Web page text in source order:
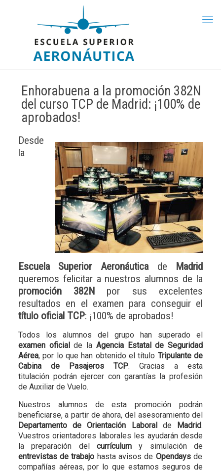
Enhorabuena a la promoción 382N
del curso TCP de Madrid: ¡100% de
aprobados!
Desde
la
Escuela Superior Aeronáuticade
Madrid
queremos felicitar a nuestros alumnos de la
promoción 382N
por sus excelentes
resultados en el examen para conseguir el
título oficial TCP: ¡100% de aprobados!
Todos los alumnos del grupo han superado el
examen oficialde la Agencia Estatal de Seguridad
Aérea, por lo que han obtenido el título Tripulante de
Cabina de Pasajeros TCP. Gracias a esta
titulación podrán ejercer con garantías la profesión
de Auxiliar de Vuelo.
Nuestros alumnos de esta promoción podrán
beneficiarse, a partir de ahora, del asesoramiento del
Departamento de Orientación Laboralde Madrid.
Vuestros orientadores laborales les ayudarán desde
la preparación del currículum y simulación de
entrevistas de trabajo hasta avisos de Opendaysde
compañías aéreas, por lo que estamos seguros de